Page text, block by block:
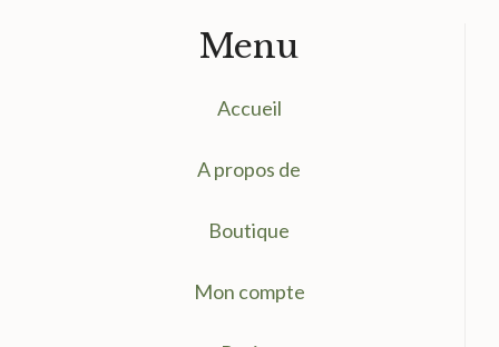
Menu
Accueil
A propos de
Boutique
Mon compte